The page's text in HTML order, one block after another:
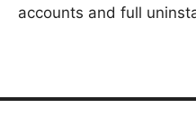
accounts and full